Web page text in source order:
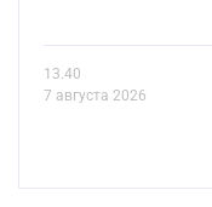
13.40
7 августа 2026